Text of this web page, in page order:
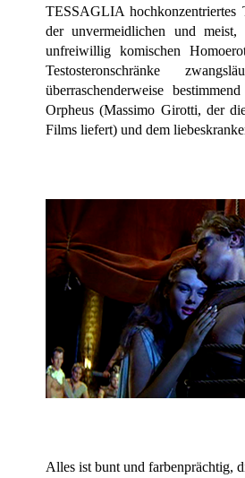
TESSAGLIA
der unvermeidlichen und
unfreiwillig komischen
Testosteronschränke
überraschenderweise
Orpheus (Massimo Girotti, der
Films liefert) und dem
Alles ist bunt und farbenprächtig,